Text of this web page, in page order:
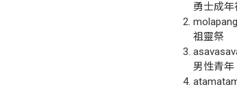
勇士成年
祖靈祭
男性青年